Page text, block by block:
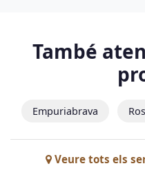
També
Empuriabrava
Veure tots els